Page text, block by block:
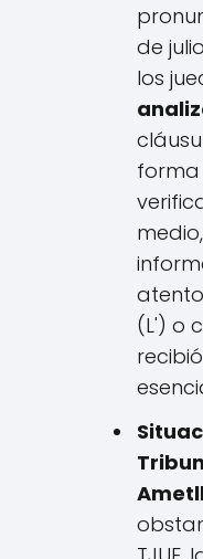
de
los
forma
(L') o